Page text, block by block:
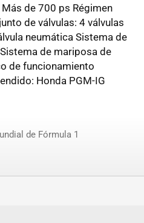
de 700 ps Régimen
de válvulas: 4 válvulas
neumática Sistema de
de mariposa de
de funcionamiento
Honda PGM-IG
de Fórmula 1